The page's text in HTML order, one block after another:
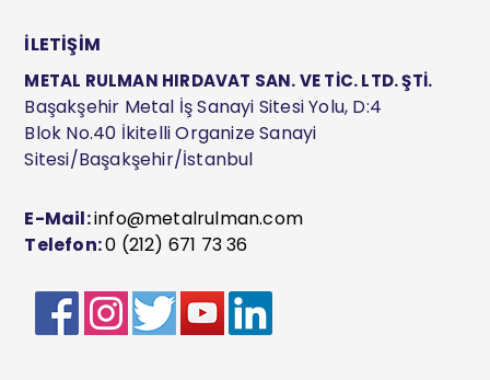
İLETİŞİM
METAL RULMAN HIRDAVAT SAN. VE TİC. LTD. ŞTİ.
Başakşehir Metal İş Sanayi Sitesi Yolu, D:4
Blok No.40 İkitelli Organize Sanayi
Sitesi/Başakşehir/İstanbul
E-Mail:info@metalrulman.com
Telefon:0 (212) 671 73 36